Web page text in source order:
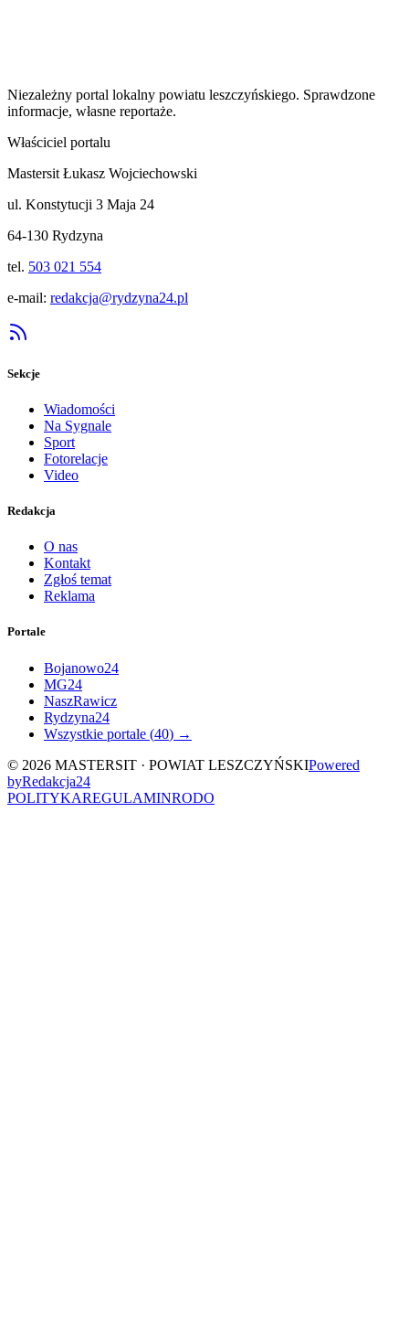
Niezależny portal lokalny powiatu leszczyńskiego. Sprawdzone
informacje, własne reportaże.
Właściciel portalu
Mastersit Łukasz Wojciechowski
ul. Konstytucji 3 Maja 24
64-130 Rydzyna
tel. 503 021 554
e-mail: redakcja@rydzyna24.pl
Sekcje
Wiadomości
Na Sygnale
Sport
Fotorelacje
Video
Redakcja
O nas
Kontakt
Zgłoś temat
Reklama
Portale
Bojanowo24
MG24
NaszRawicz
Rydzyna24
Wszystkie portale (40) →
© 2026 MASTERSIT · POWIAT LESZCZYŃSKIPowered
byRedakcja24
POLITYKAREGULAMINRODO